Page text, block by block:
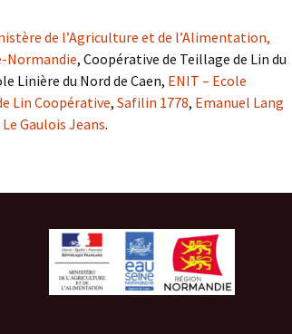
de l’Agriculture et de l’Alimentation,
Normandie, Coopérative de Teillage de Lin du
Linière du Nord de Caen, ENIT – Ecole
Lin Coopérative, Safilin 1778, Emanuel Lang
Le Gaulois Jeans.